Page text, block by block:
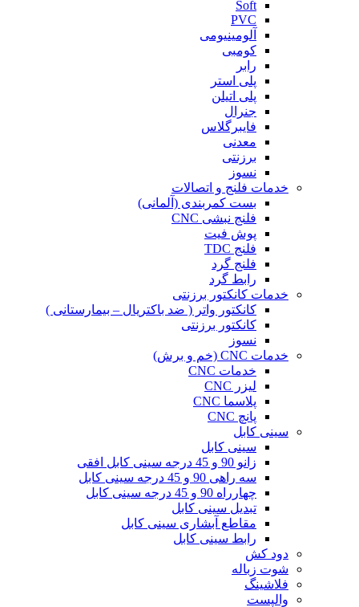
Soft
PVC
آلومینیومی
کومبی
رابر
پلی استر
پلی اتیلن
جنرال
فایبرگلاس
معدنی
برزنتی
نسوز
خدمات فلنج و اتصالات
بست کمربندی (آلمانی)
فلنج نبشی CNC
پوش فیت
فلنج TDC
فلنج گرد
رابط گرد
خدمات کانکتور برزنتی
کانکتور واتر ( ضد باکتریال – بیمارستانی )
کانکتور برزنتی
نسوز
خدمات CNC (خم و برش)
خدمات CNC
لیزر CNC
پلاسما CNC
پانچ CNC
سینی کابل
سینی کابل
زانو 90 و 45 درجه سینی کابل افقی
سه راهی 90 و 45 درجه سینی کابل
چهارراه 90 و 45 درجه سینی کابل
تبدیل سینی کابل
مقاطع آبشاری سینی کابل
رابط سینی کابل
دود کش
شوت زباله
فلاشینگ
والپست